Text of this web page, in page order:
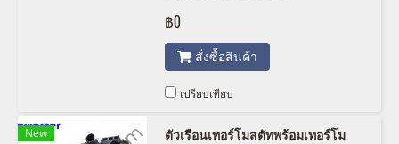
576 289 Borgwarner 411701.88D
฿0
สั่งซื้อสินค้า
เปรียบเทียบ
New
ตัวเรือนเทอร์โมสตัทพร้อมเทอร์โม